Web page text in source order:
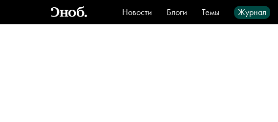
Новости Блоги Темы Журнал
Стиль
Видео Город